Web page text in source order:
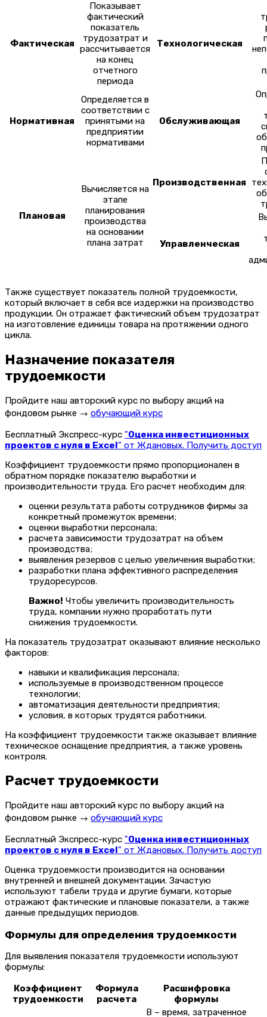
Фактическая
Показывает
фактический
показатель
трудозатрат и
рассчитывается
на конец
отчетного
периода
Технологическая
Нормативная
Определяется в
соответствии с
принятыми на
предприятии
нормативами
Обслуживающая
Плановая
Вычисляется на
этапе
планирования
производства
на основании
плана затрат
Производственная
Управленческая
Также существует показатель полной трудоемкости,
который включает в себя все издержки на производство
продукции. Он отражает фактический объем трудозатрат
на изготовление единицы товара на протяжении одного
цикла.
Назначение показателя
трудоемкости
Пройдите наш авторский курс по выбору акций на
фондовом рынке → обучающий курс
Бесплатный Экспресс-курс "Оценка инвестиционных
проектов с нуля в Excel" от Ждановых. Получить доступ
Коэффициент трудоемкости прямо пропорционален в
обратном порядке показателю выработки и
производительности труда. Его расчет необходим для:
оценки результата работы сотрудников фирмы за
конкретный промежуток времени;
оценки выработки персонала;
расчета зависимости трудозатрат на объем
производства;
выявления резервов с целью увеличения выработки;
разработки плана эффективного распределения
трудоресурсов.
Важно! Чтобы увеличить производительность
труда, компании нужно проработать пути
снижения трудоемкости.
На показатель трудозатрат оказывают влияние несколько
факторов:
навыки и квалификация персонала;
используемые в производственном процессе
технологии;
автоматизация деятельности предприятия;
условия, в которых трудятся работники.
На коэффициент трудоемкости также оказывает влияние
техническое оснащение предприятия, а также уровень
контроля.
Расчет трудоемкости
Пройдите наш авторский курс по выбору акций на
фондовом рынке → обучающий курс
Бесплатный Экспресс-курс "Оценка инвестиционных
проектов с нуля в Excel" от Ждановых. Получить доступ
Оценка трудоемкости производится на основании
внутренней и внешней документации. Зачастую
используют табели труда и другие бумаги, которые
отражают фактические и плановые показатели, а также
данные предыдущих периодов.
Формулы для определения трудоемкости
Для выявления показателя трудоемкости используют
формулы:
Коэффициент
трудоемкости
Формула
расчета
Расшифровка
формулы
В – время, затраченное